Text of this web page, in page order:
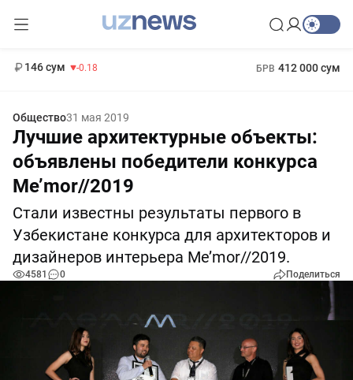
146 сум -0.18 БРВ 412 000 сум
Общество31 мая 2019
Лучшие архитектурные объекты:
объявлены победители конкурса
Me’mor//2019
Стали известны результаты первого в
Узбекистане конкурса для архитекторов и
дизайнеров интерьера Me’mor//2019.
4581 0 Поделиться